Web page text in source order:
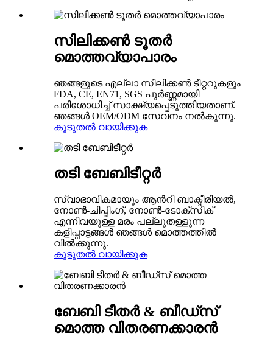
സിലിക്കൺ ടൂതർ
മൊത്തവ്യാപാരം
ഞങ്ങളുടെ എല്ലാ സിലിക്കൺ ടീറ്ററുകളും
FDA, CE, EN71, SGS പൂർണ്ണമായി
പരിശോധിച്ച് സാക്ഷ്യപ്പെടുത്തിയതാണ്.
ഞങ്ങൾ OEM/ODM സേവനം നൽകുന്നു.
കൂടുതൽ വായിക്കുക
തടി ബേബിടീറ്റർ
സ്വാഭാവികമായും ആൻറി ബാക്ടീരിയൽ,
നോൺ-ചിപ്പിംഗ്, നോൺ-ടോക്സിക്
എന്നിവയുള്ള മരം പല്ലുതള്ളുന്ന
കളിപ്പാട്ടങ്ങൾ ഞങ്ങൾ മൊത്തത്തിൽ
വിൽക്കുന്നു.
കൂടുതൽ വായിക്കുക
ബേബി ടീതർ & ബീഡ്സ്
മൊത്ത വിതരണക്കാരൻ